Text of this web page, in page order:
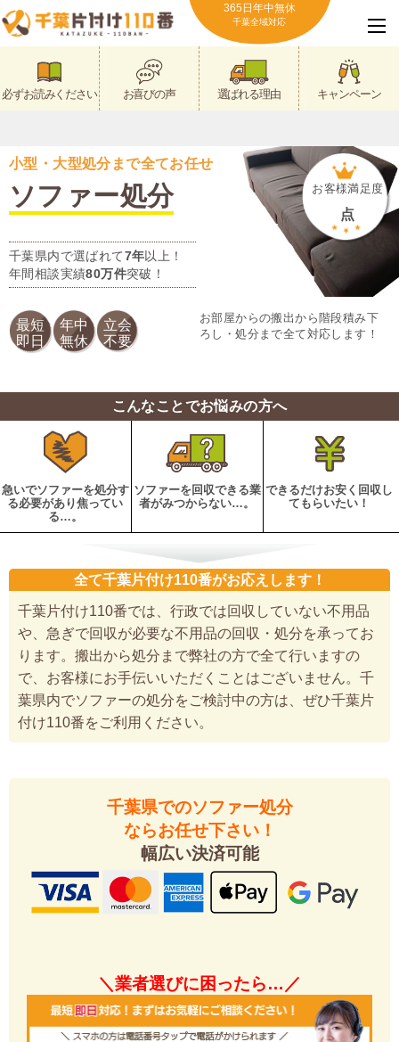
365日年中無休
千葉全域対応
必ずお読みください お喜びの声 選ばれる理由 キャンペーン
小型・大型処分まで全てお任せ
ソファー処分
千葉県内で選ばれて7年以上！
年間相談実績80万件突破！
お客様満足度
点
最短
即日
年中
無休
立会
不要
お部屋からの搬出から階段積み下
ろし・処分まで全て対応します！
こんなことでお悩みの方へ
急いでソファーを処分す
る必要があり焦ってい
る…。
ソファーを回収できる業
者がみつからない…。
できるだけお安く回収し
てもらいたい！
全て千葉片付け110番がお応えします！
千葉片付け110番では、行政では回収していない不用品
や、急ぎで回収が必要な不用品の回収・処分を承ってお
ります。搬出から処分まで弊社の方で全て行いますの
で、お客様にお手伝いいただくことはございません。千
葉県内でソファーの処分をご検討中の方は、ぜひ千葉片
付け110番をご利用ください。
千葉県でのソファー処分
ならお任せ下さい！
幅広い決済可能
＼業者選びに困ったら…／